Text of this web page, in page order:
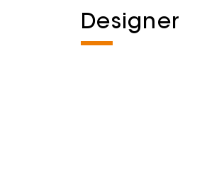
Designer